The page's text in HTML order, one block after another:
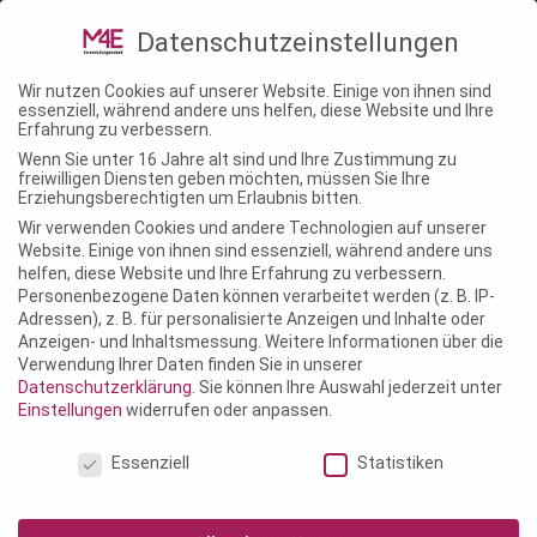
veranstaltungstechnik.de
Datenschutzeinstellungen
Wir nutzen Cookies auf unserer Website. Einige von ihnen sind
essenziell, während andere uns helfen, diese Website und Ihre
Erfahrung zu verbessern.
Wenn Sie unter 16 Jahre alt sind und Ihre Zustimmung zu
freiwilligen Diensten geben möchten, müssen Sie Ihre
Erziehungsberechtigten um Erlaubnis bitten.
Wir verwenden Cookies und andere Technologien auf unserer
Website. Einige von ihnen sind essenziell, während andere uns
helfen, diese Website und Ihre Erfahrung zu verbessern.
Personenbezogene Daten können verarbeitet werden (z. B. IP-
Adressen), z. B. für personalisierte Anzeigen und Inhalte oder
Anzeigen- und Inhaltsmessung. Weitere Informationen über die
Verwendung Ihrer Daten finden Sie in unserer
Datenschutzerklärung Sie können Ihre Auswahl jederzeit unter
Einstellungen widerrufen oder anpassen.
Essenziell
Statistiken